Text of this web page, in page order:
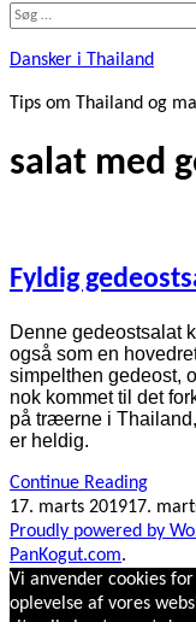
Søg
Dansker i Thailand
Tips om Thailand og
salat med
Fyldig
Denne gedeostsalat
også som en
simpelthen gedeost,
nok kommet til det
på træerne i
er heldig.
Continue Reading
17. marts 201917.
Proudly powered by
PanKogut.com.
Vi anvender cookies
oplevelse af vores